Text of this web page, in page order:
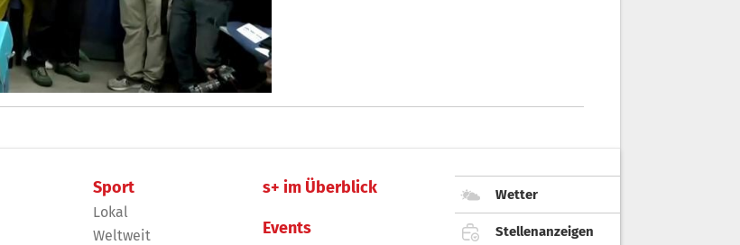
Sport
Lokal
Weltweit
s+ im Überblick
Events
Wetter
Stellenanzeigen